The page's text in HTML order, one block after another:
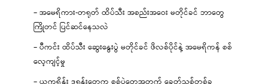
– အမေရိကား-တရုတ် ထိပ်သီး အစည်းအဝေး မတိုင်ခင် ဘာတွေ
ကြိုတင် ပြင်ဆင်နေသလဲ
– ပီကင်း ထိပ်သီး ဆွေးနွေးပွဲ မတိုင်ခင် ဖိလစ်ပိုင်နဲ့ အမေရိကန် စစ်
လေ့ကျင့်မှု